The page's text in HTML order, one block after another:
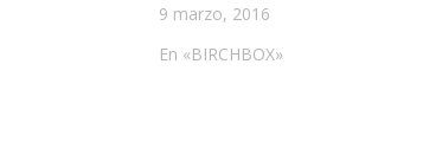
9 marzo, 2016
En «BIRCHBOX»